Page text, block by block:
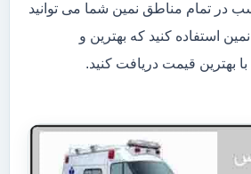
در تمام مناطق نمین شما می توانید
استفاده کنید که بهترین و
بهترین قیمت دریافت کنید.